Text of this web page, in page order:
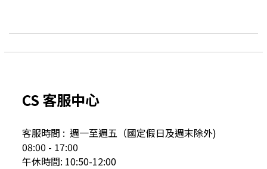
CS 客服中心
客服時間 : 週一至週五（國定假日及週末除外)
08:00 - 17:00
午休時間: 10:50-12:00